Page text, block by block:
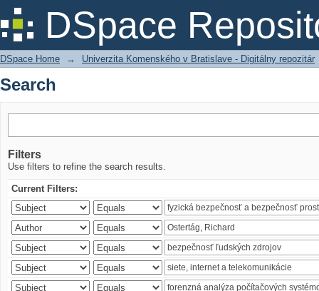
DSpace
Search
DSpace Home → Univerzita Komenského v Bratislave - Digitálny repozitár
Search
Filters
Use filters to refine the search results.
Current Filters: